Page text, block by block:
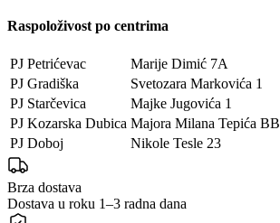
Raspoloživost po centrima
PJ Petrićevac Marije Dimić 7A
PJ Gradiška
Svetozara Markovića 1
PJ Starčevica
Majke Jugovića 1
PJ Kozarska Dubica Majora Milana Tepića BB
PJ Doboj
Nikole Tesle 23
Brza dostava
Dostava u roku 1–3 radna dana